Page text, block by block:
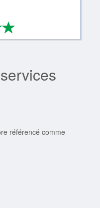
**
4/4
référencé comme